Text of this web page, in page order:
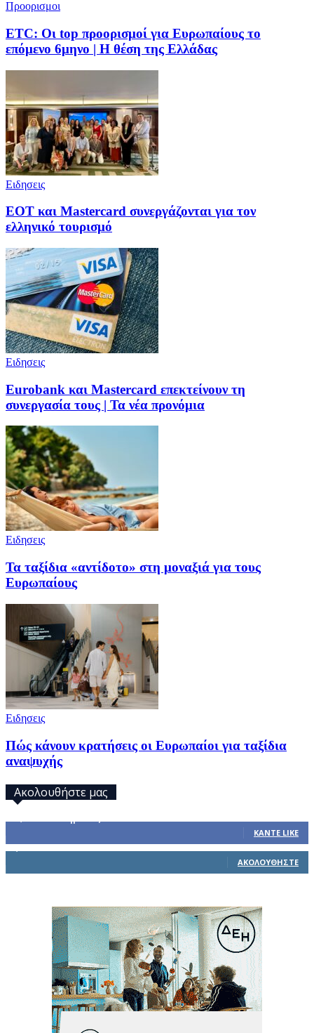
Προορισμοι
ETC: Οι top προορισμοί για Ευρωπαίους το
επόμενο 6μηνο | Η θέση της Ελλάδας
Ειδησεις
ΕΟΤ και Mastercard συνεργάζονται για τον
ελληνικό τουρισμό
Ειδησεις
Eurobank και Mastercard επεκτείνουν τη
συνεργασία τους | Τα νέα προνόμια
Ειδησεις
Τα ταξίδια «αντίδοτο» στη μοναξιά για τους
Ευρωπαίους
Ειδησεις
Πώς κάνουν κρατήσεις οι Ευρωπαίοι για ταξίδια
αναψυχής
Ακολουθήστε μας
ΚΆΝΤΕ LIKE
ΑΚΟΛΟΥΘΉΣΤΕ